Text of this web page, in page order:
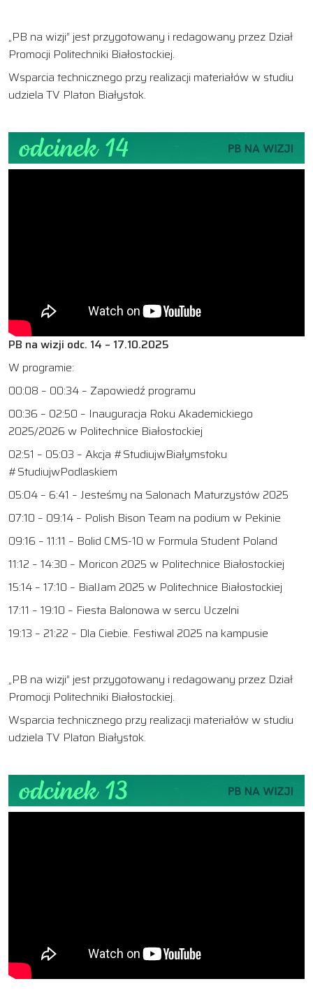
„PB na wizji” jest przygotowany i redagowany przez Dział
Promocji Politechniki Białostockiej.
Wsparcia technicznego przy realizacji materiałów w studiu
udziela TV Platon Białystok.
PB na wizji odc. 14 – 17.10.2025
W programie:
00:08 – 00:34 – Zapowiedź programu
00:36 – 02:50 – Inauguracja Roku Akademickiego
2025/2026 w Politechnice Białostockiej
02:51 – 05:03 – Akcja #StudiujwBiałymstoku
#StudiujwPodlaskiem
05:04 – 6:41 – Jesteśmy na Salonach Maturzystów 2025
07:10 – 09:14 – Polish Bison Team na podium w Pekinie
09:16 – 11:11 – Bolid CMS-10 w Formula Student Poland
11:12 – 14:30 – Moricon 2025 w Politechnice Białostockiej
15:14 – 17:10 – BialJam 2025 w Politechnice Białostockiej
17:11 – 19:10 – Fiesta Balonowa w sercu Uczelni
19:13 – 21:22 – Dla Ciebie. Festiwal 2025 na kampusie
„PB na wizji” jest przygotowany i redagowany przez Dział
Promocji Politechniki Białostockiej.
Wsparcia technicznego przy realizacji materiałów w studiu
udziela TV Platon Białystok.